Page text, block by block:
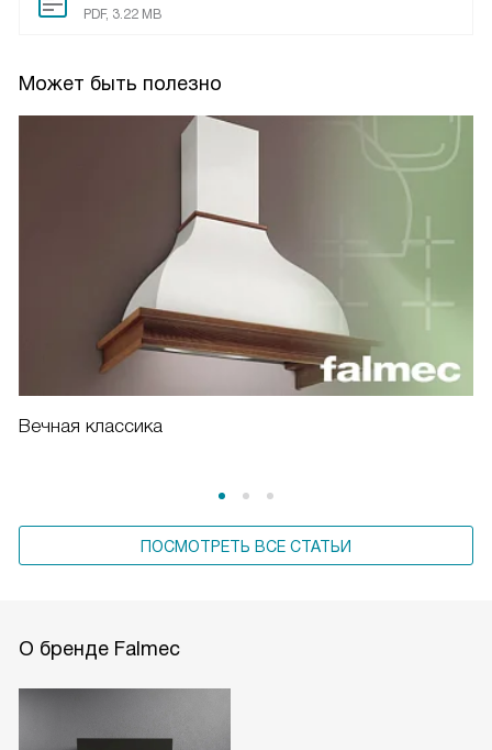
PDF, 3.22 MB
Может быть полезно
Вечная классика
ПОСМОТРЕТЬ ВСЕ СТАТЬИ
О бренде Falmec